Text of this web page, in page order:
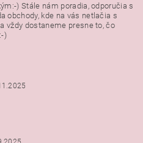
) Stále nám poradia, odporučia s
obchody, kde na vás netlačia s
vždy dostaneme presne to, čo
)